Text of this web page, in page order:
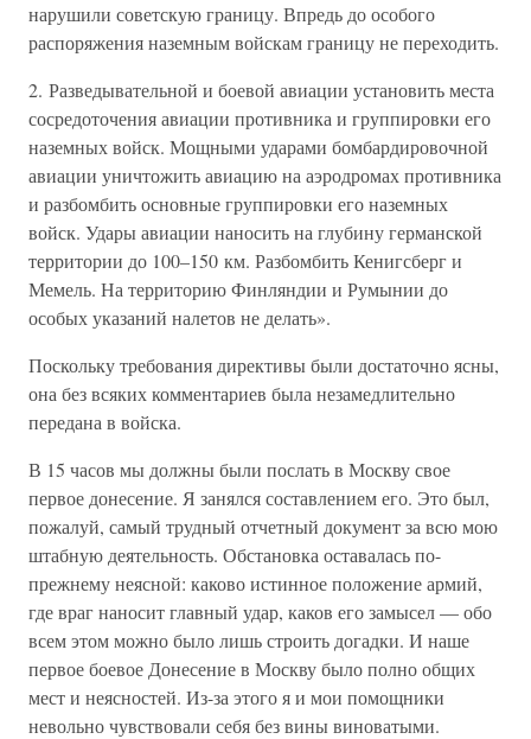
нарушили советскую границу. Впредь до особого
распоряжения наземным войскам границу не переходить.
2. Разведывательной и боевой авиации установить места
сосредоточения авиации противника и группировки его
наземных войск. Мощными ударами бомбардировочной
авиации уничтожить авиацию на аэродромах противника
и разбомбить основные группировки его наземных
войск. Удары авиации наносить на глубину германской
территории до 100–150 км. Разбомбить Кенигсберг и
Мемель. На территорию Финляндии и Румынии до
особых указаний налетов не делать».
Поскольку требования директивы были достаточно ясны,
она без всяких комментариев была незамедлительно
передана в войска.
В 15 часов мы должны были послать в Москву свое
первое донесение. Я занялся составлением его. Это был,
пожалуй, самый трудный отчетный документ за всю мою
штабную деятельность. Обстановка оставалась по-
прежнему неясной: каково истинное положение армий,
где враг наносит главный удар, каков его замысел — обо
всем этом можно было лишь строить догадки. И наше
первое боевое Донесение в Москву было полно общих
мест и неясностей. Из-за этого я и мои помощники
невольно чувствовали себя без вины виноватыми.